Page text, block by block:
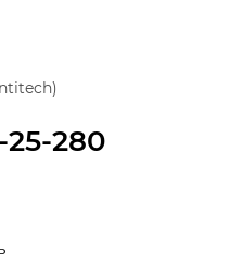
280